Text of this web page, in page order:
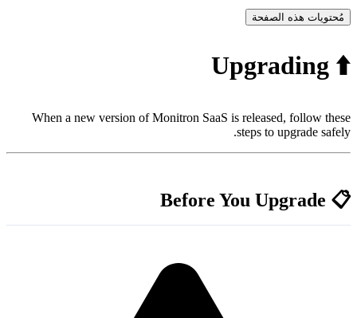
When a new version of Monitron SaaS is